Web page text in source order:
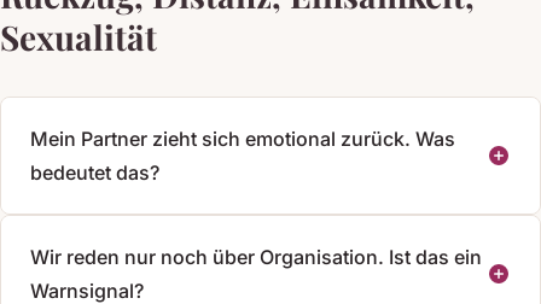
Sexualität
Mein Partner zieht sich emotional zurück. Was
bedeutet das?
Wir reden nur noch über Organisation. Ist das ein
Warnsignal?